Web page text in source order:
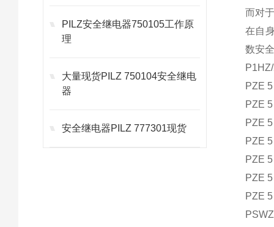
PILZ安全继电器750105工作原
理
大量现货PILZ 750104安全继电
器
安全继电器PILZ 777301现货
而对
在自
数安
PZE
PZE
PZE
PZE
PZE
PZE
PZE